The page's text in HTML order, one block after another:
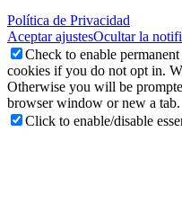
Política de Privacidad
Aceptar ajustesOcultar la
Check to enable
cookies if you do not opt in.
Otherwise you will be
browser window or new a tab.
Click to enable/disable